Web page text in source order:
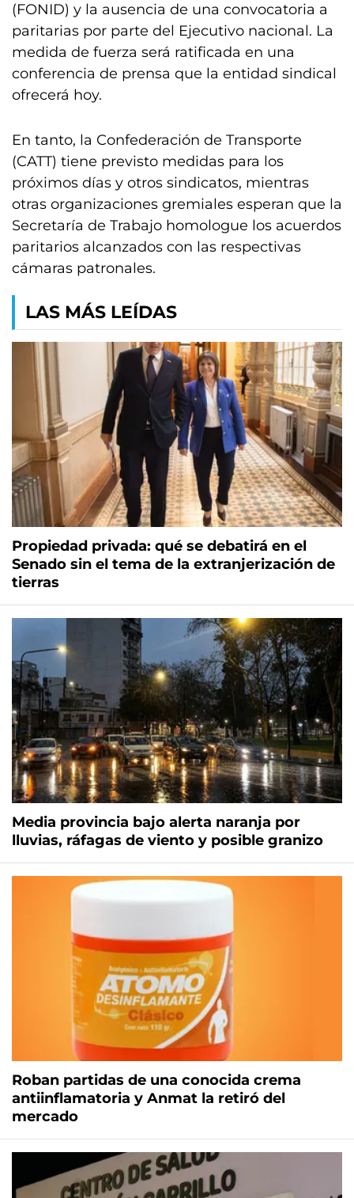
(FONID) y la ausencia de una convocatoria a
paritarias por parte del Ejecutivo nacional. La
medida de fuerza será ratificada en una
conferencia de prensa que la entidad sindical
ofrecerá hoy.
En tanto, la Confederación de Transporte
(CATT) tiene previsto medidas para los
próximos días y otros sindicatos, mientras
otras organizaciones gremiales esperan que la
Secretaría de Trabajo homologue los acuerdos
paritarios alcanzados con las respectivas
cámaras patronales.
LAS MÁS LEÍDAS
Propiedad privada: qué se debatirá en el
Senado sin el tema de la extranjerización de
tierras
Media provincia bajo alerta naranja por
lluvias, ráfagas de viento y posible granizo
Roban partidas de una conocida crema
antiinflamatoria y Anmat la retiró del
mercado